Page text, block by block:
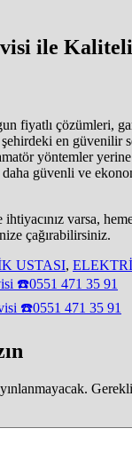
ile
fiyatlı çözümleri,
şehirdeki en güvenilir
yöntemler
güvenli ve
ihtiyacınız varsa,
çağırabilirsiniz.
USTASI,
☎️0551 471 35 91
☎️0551 471 35 91